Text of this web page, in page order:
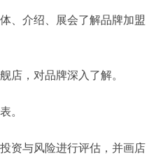
、介绍、展会了解品牌加盟
店，对品牌深入了解。
。
资与风险进行评估，并画店